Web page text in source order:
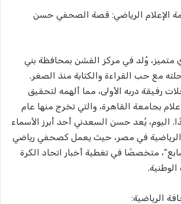
الإعلام الرياضي: قصة الصحفي حسن
وُلد في مركز الفشن بمحافظة بني
مع حب القراءة والكتابة منذ الصغر.
رفيقة دربه الأولى، مما ألهمه لتحقيق
بجامعة القاهرة، والتي تخرج منها عام
جدًا. اليوم، يُعد حسن السعدني أحد أبرز الأسماء
في مصر، حيث يعمل كصحفي رياضي
متخصصًا في تغطية أخبار اتحاد الكرة
الرياضية: